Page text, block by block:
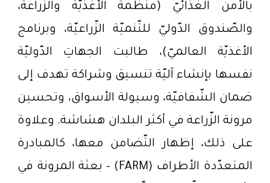
بالأمن الغذائيّ (منظّمة الأغذيّة والزّراعة،
والصّندوق الدّوليّ للتّنميّة الزّراعيّة، وبرنامج
الأغذيّة العالميّ)، طالبت الجهاتِ الدّوليّة
نفسها بإنشاء آليّة تنسيق وشراكة تهدف إلى
ضمان الشّفافيّة، وسيولة الأسواق، وتحسين
مرونة الزّراعة في أكثر البلدان هشاشة. وعلاوة
على ذلك، إظهار التّضامن معها، كالمبادرة
المتعدّدة الأطراف (FARM) – بعثة المرونة في